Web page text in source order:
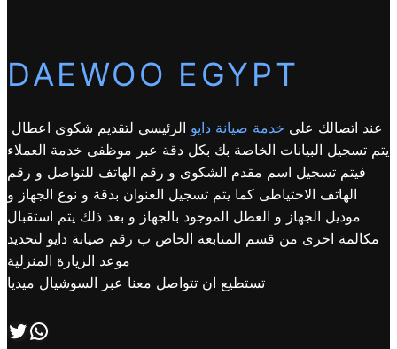
DAEWOO EGYPT
عند اتصالك على خدمة صيانة دايو الرئيسي لتقديم شكوى اعطال
يتم تسجيل البيانات الخاصة بك بكل دقة عبر موظفى خدمة العملاء
فيتم تسجيل اسم مقدم الشكوى و رقم الهاتف للتواصل و رقم
الهاتف الاحتياطى كما يتم تسجيل العنوان بدقة و نوع الجهاز و
موديل الجهاز و العطل الموجود بالجهاز و بعد ذلك يتم استقبال
مكالمة اخرى من قسم المتابعة الخاص ب رقم صيانة دايو لتحديد
موعد الزيارة المنزلية
تستطيع ان تتواصل معنا عبر السوشيال ميديا
تابعنا علي صفحة التويتر اتصل بنا علي طريق الوتساب